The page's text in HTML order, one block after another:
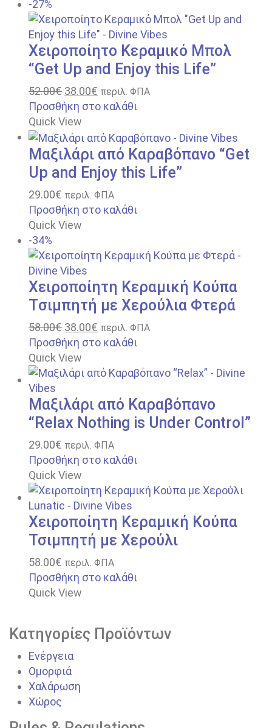
-27%
Χειροποίητο Κεραμικό Μπολ
“Get Up and Enjoy this Life”
52.00€ 38.00€ περιλ. ΦΠΑ
Προσθήκη στο καλάθι
Quick View
Μαξιλάρι από Καραβόπανο “Get
Up and Enjoy this Life”
29.00€ περιλ. ΦΠΑ
Προσθήκη στο καλάθι
Quick View
-34%
Xειροποίητη Κεραμική Κούπα
Tσιμπητή με Xερούλια Φτερά
58.00€ 38.00€ περιλ. ΦΠΑ
Προσθήκη στο καλάθι
Quick View
Μαξιλάρι από Καραβόπανο
“Relax Nothing is Under Control”
29.00€ περιλ. ΦΠΑ
Προσθήκη στο καλάθι
Quick View
Χειροποίητη Κεραμική Κούπα
Τσιμπητή με Χερούλι
58.00€ περιλ. ΦΠΑ
Προσθήκη στο καλάθι
Quick View
Κατηγορίες Προϊόντων
Ενέργεια
Ομορφιά
Χαλάρωση
Χώρος